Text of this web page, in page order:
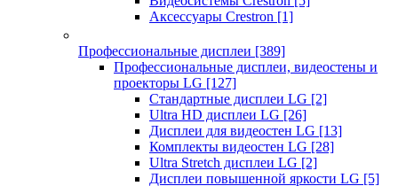
Аксессуары Crestron [1]
Профессиональные дисплеи [389]
Профессиональные дисплеи, видеостены и
проекторы LG [127]
Стандартные дисплеи LG [2]
Ultra HD дисплеи LG [26]
Дисплеи для видеостен LG [13]
Комплекты видеостен LG [28]
Ultra Stretch дисплеи LG [2]
Дисплеи повышенной яркости LG [5]